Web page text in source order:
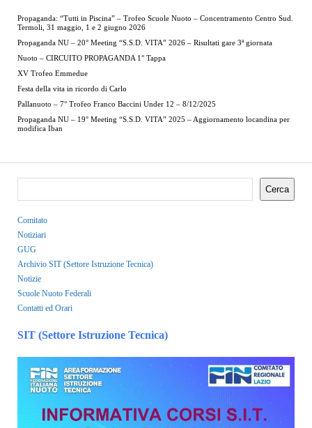
Propaganda: “Tutti in Piscina” – Trofeo Scuole Nuoto – Concentramento Centro Sud.
Termoli, 31 maggio, 1 e 2 giugno 2026
Propaganda NU – 20° Meeting “S.S.D. VITA” 2026 – Risultati gare 3ª giornata
Nuoto – CIRCUITO PROPAGANDA 1° Tappa
XV Trofeo Emmedue
Festa della vita in ricordo di Carlo
Pallanuoto – 7° Trofeo Franco Baccini Under 12 – 8/12/2025
Propaganda NU – 19° Meeting “S.S.D. VITA” 2025 – Aggiornamento locandina per
modifica Iban
Cerca
Comitato
Notiziari
GUG
Archivio SIT (Settore Istruzione Tecnica)
Notizie
Scuole Nuoto Federali
Contatti ed Orari
SIT (Settore Istruzione Tecnica)